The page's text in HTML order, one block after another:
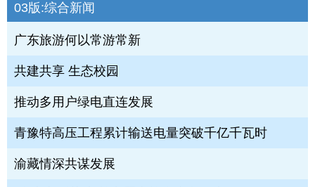
03版:综合新闻
广东旅游何以常游常新
共建共享 生态校园
推动多用户绿电直连发展
青豫特高压工程累计输送电量突破千亿千瓦时
渝藏情深共谋发展